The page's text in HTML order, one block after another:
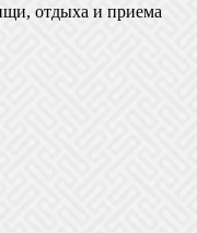
отдыха и приема